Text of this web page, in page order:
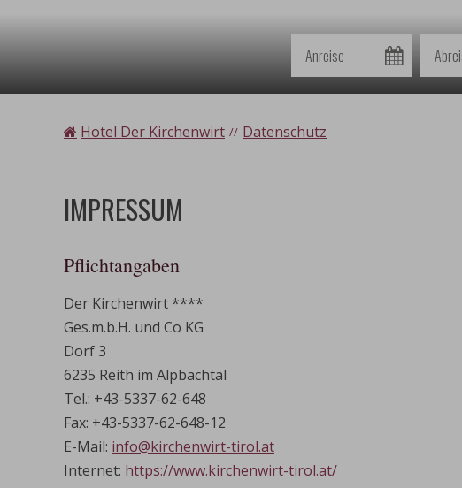
Anreise Abreise
Hotel Der Kirchenwirt Datenschutz
IMPRESSUM
Pflichtangaben
Der Kirchenwirt ****
Ges.m.b.H. und Co KG
Dorf 3
6235 Reith im Alpbachtal
Tel.: +43-5337-62-648
Fax: +43-5337-62-648-12
E-Mail: info@kirchenwirt-tirol.at
Internet: https://www.kirchenwirt-tirol.at/